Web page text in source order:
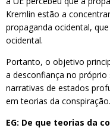
Kremlin estão a
propaganda ocidental,
ocidental.
Portanto, o objetivo
a desconfiança no
narrativas de estados
em teorias da conspiração.
EG: De que teorias da